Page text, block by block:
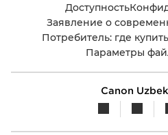
Доступность
Заявление о
Потребитель: где купить
Параметры
Canon